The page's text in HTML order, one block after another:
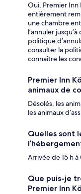
Oui, Premier Inn
entièrement
une chambre
l’annuler
politique
consulter la
connaître les
Premier Inn
animaux de
Désolés, les
les animaux
Quelles sont
Arrivée de 15 h
Que puis-je
Premier Inn